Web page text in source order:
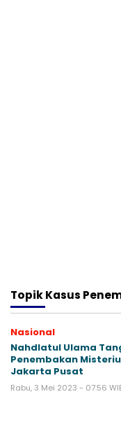
TopikKasus
Nasional
Nahdlatul Ulama
Penembakan
Jakarta Pusat
Rabu, 3 Mei 2023 - 07:56